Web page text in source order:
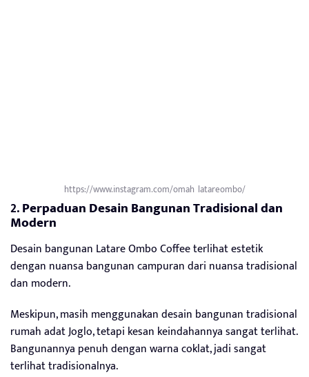
https://www.instagram.com/omah_latareombo/
2.Perpaduan Desain Bangunan Tradisional dan
Modern
Desain bangunan Latare Ombo Coffee terlihat estetik
dengan nuansa bangunan campuran dari nuansa tradisional
dan modern.
Meskipun, masih menggunakan desain bangunan tradisional
rumah adat Joglo, tetapi kesan keindahannya sangat terlihat.
Bangunannya penuh dengan warna coklat, jadi sangat
terlihat tradisionalnya.